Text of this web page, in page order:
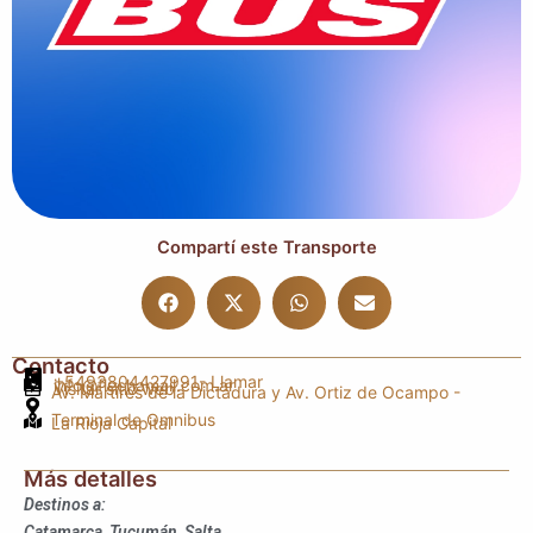
Compartí este Transporte
Contacto
+5493804427991- Llamar
info@flechamail.com.ar
Visitar sitio web
Av. Martires de la Dictadura y Av. Ortiz de Ocampo -
Terminal de Omnibus
La Rioja Capital
Más detalles
Destinos a: